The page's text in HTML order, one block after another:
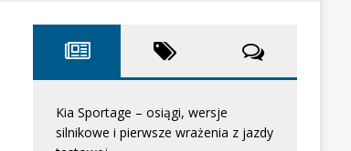
Kia Sportage – osiągi, wersje
silnikowe i pierwsze wrażenia z jazdy